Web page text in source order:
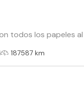
todos los papeles al
187587 km